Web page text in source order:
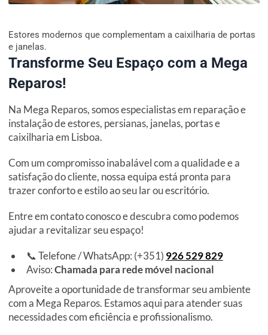
Estores modernos que complementam a caixilharia de portas
e janelas.
Transforme Seu Espaço com a Mega
Reparos!
Na Mega Reparos, somos especialistas em reparação e
instalação de estores, persianas, janelas, portas e
caixilharia em Lisboa.
Com um compromisso inabalável com a qualidade e a
satisfação do cliente, nossa equipa está pronta para
trazer conforto e estilo ao seu lar ou escritório.
Entre em contato conosco e descubra como podemos
ajudar a revitalizar seu espaço!
📞 Telefone / WhatsApp: (+351) 926 529 829
Aviso:Chamada para rede móvel nacional
Aproveite a oportunidade de transformar seu ambiente
com a Mega Reparos. Estamos aqui para atender suas
necessidades com eficiência e profissionalismo.